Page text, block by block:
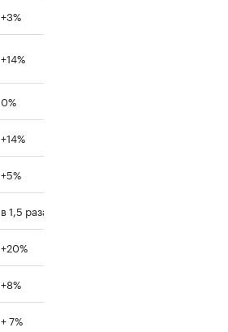
+3%
+14%
0%
+14%
+5%
в 1,5 раза
+20%
+8%
+ 7%